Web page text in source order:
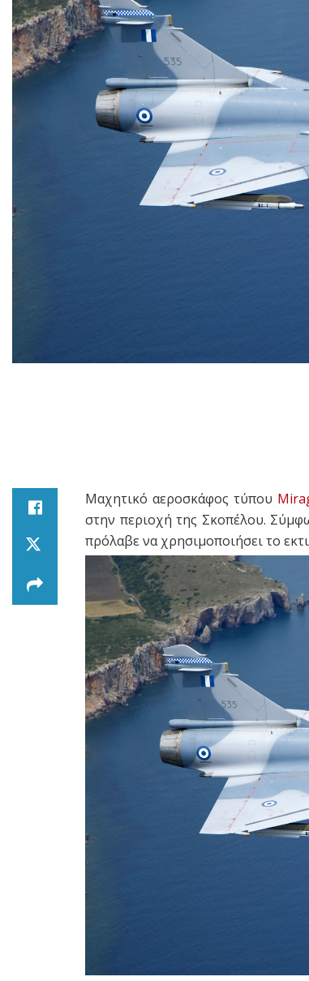
Μαχητικό αεροσκάφος τύπου
στην περιοχή της Σκοπέλου.
πρόλαβε να χρησιμοποιήσει το